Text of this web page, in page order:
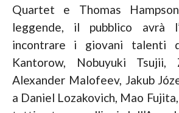
Quartet e Thomas
leggende, il pubblico avrà
incontrare i giovani talenti
Kantorow, Nobuyuki Tsujii,
Alexander Malofeev, Jakub
a Daniel Lozakovich, Mao